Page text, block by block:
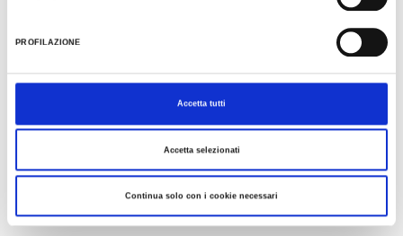
PROFILAZIONE
Accetta tutti
Accetta selezionati
Continua solo con i cookie necessari
Sommer wird es lebendig und bunt in diesem
alten Dorf beim
. Dann
Gebäude und auf jedem freien Platz
Tanzaufführungen aus aller Welt statt und es gibt
Essenstände mit kulinarischen Spezialiäten aus
aller Welt und aus der Romagna sowie Kunst- und
Fotoausstellungen.